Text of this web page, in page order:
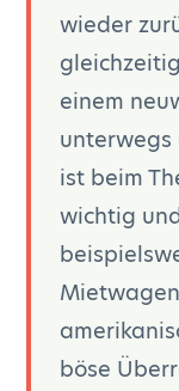
wieder
einem
unterwegs
ist beim
wichtig
böse